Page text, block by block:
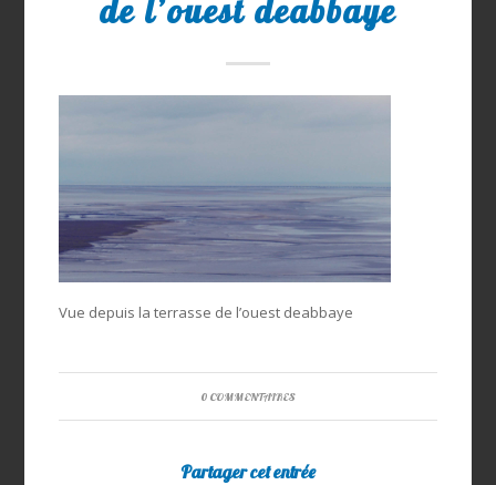
de l’ouest deabbaye
Vue depuis la terrasse de l’ouest deabbaye
0 COMMENTAIRES
Partager cet entrée